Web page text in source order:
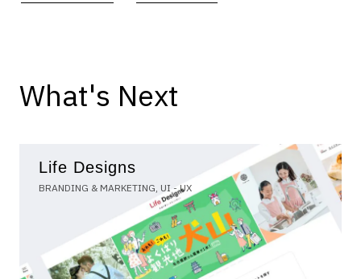
What's Next
Life Designs
BRANDING & MARKETING, UI - UX